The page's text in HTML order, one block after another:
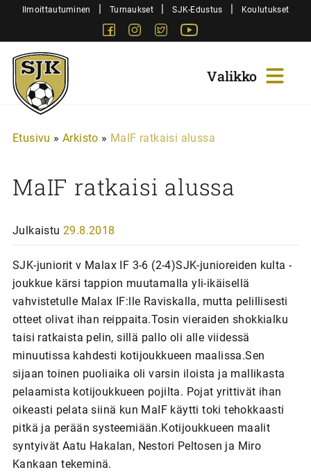
SiirryIlmoittautuminen | Turnaukset | SJK-Edustus | Koulutukset
FacebookInstagram
Twitter
Sjk-
Juniorit
Etusivu » Arkisto » MaIF ratkaisi alussa
MaIF ratkaisi alussa
Julkaistu 29.8.2018
SJK-juniorit v Malax IF 3-6 (2-4)SJK-junioreiden kulta -
joukkue kärsi tappion muutamalla yli-ikäisellä
vahvistetulle Malax IF:lle Raviskalla, mutta pelillisesti
otteet olivat ihan reippaita.Tosin vieraiden shokkialku
taisi ratkaista pelin, sillä pallo oli alle viidessä
minuutissa kahdesti kotijoukkueen maalissa.Sen
sijaan toinen puoliaika oli varsin iloista ja mallikasta
pelaamista kotijoukkueen pojilta. Pojat yrittivät ihan
oikeasti pelata siinä kun MaIF käytti toki tehokkaasti
pitkä ja perään systeemiään.Kotijoukkueen maalit
syntyivät Aatu Hakalan, Nestori Peltosen ja Miro
Kankaan tekeminä.